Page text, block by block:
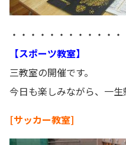
・・・・・・・・・・・
【スポーツ教室】
三教室の開催です。
今日も楽しみながら、一生
[サッカー教室]